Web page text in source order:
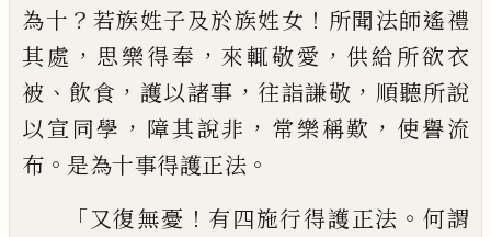
為十 ？ 若族姓子及於族姓女 ！ 所聞法師遙禮
其處 ， 思樂得奉 ， 來輒敬愛 ， 供給所欲衣
被 、飲食 ， 護以諸事 ， 往詣謙敬 ， 順聽所說
以宣同學 ， 障其說非 ， 常樂稱歎 ， 使譽流
布 。 是為十事得護正法 。
「又復無憂 ！ 有四施行得護正法 。 何謂